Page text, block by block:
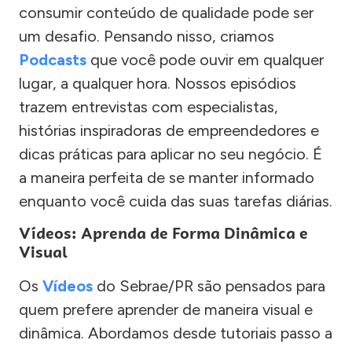
consumir conteúdo de qualidade pode ser
um desafio. Pensando nisso, criamos
Podcasts que você pode ouvir em qualquer
lugar, a qualquer hora. Nossos episódios
trazem entrevistas com especialistas,
histórias inspiradoras de empreendedores e
dicas práticas para aplicar no seu negócio. É
a maneira perfeita de se manter informado
enquanto você cuida das suas tarefas diárias.
Vídeos: Aprenda de Forma Dinâmica e
Visual
Os Vídeos do Sebrae/PR são pensados para
quem prefere aprender de maneira visual e
dinâmica. Abordamos desde tutoriais passo a